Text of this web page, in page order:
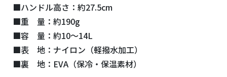
■ハンドル高さ：約27.5cm
■重 量：約190g
■容 量：約10～14L
■表 地：ナイロン（軽撥水加工）
■裏 地：EVA（保冷・保温素材）